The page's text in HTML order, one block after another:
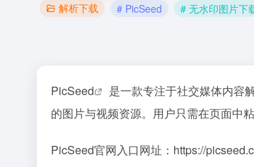
解析下载 # PicSeed # 无水印图片下
PicSeed
是一款专注于社交媒体内容
的图片与视频资源。用户只需在页面中
PicSeed官网入口网址：https://